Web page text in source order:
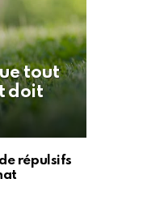
tout
doit
répulsifs